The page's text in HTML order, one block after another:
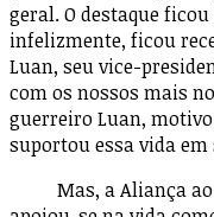
geral. O destaque
infelizmente, ficou
Luan, seu vice-
com os nossos mais
guerreiro Luan,
suportou essa vida em
Mas, a Aliança ao